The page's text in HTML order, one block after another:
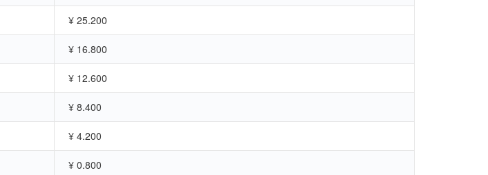
¥ 25.200
¥ 16.800
¥ 12.600
¥ 8.400
¥ 4.200
¥ 0.800